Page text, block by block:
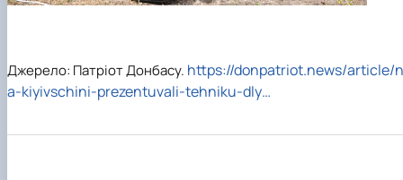
Джерело: Патріот Донбасу. https://donpatriot.news/article/n
a-kiyivschini-prezentuvali-tehniku-dly…